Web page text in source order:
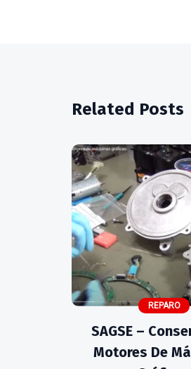
Related Posts
REPARO
SAGSE –
Motores De